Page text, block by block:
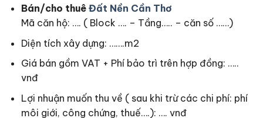
Bán/cho thuê Đất Nền Cần Thơ
Mã căn hộ: …. ( Block …. – Tầng….. – căn số ……)
Diện tích xây dựng: …….m2
Giá bán gồm VAT + Phí bảo trì trên hợp đồng: …..
vnđ
Lợi nhuận muốn thu về ( sau khi trừ các chi phí: phí
môi giới, công chứng, thuế….): …. vnđ